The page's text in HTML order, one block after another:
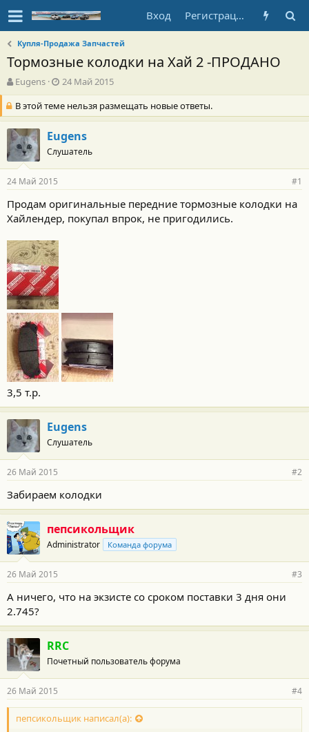
Вход Регистрация
Купля-Продажа Запчастей
Тормозные колодки на Хай 2 -ПРОДАНО
А
в
т
о
р
т
е
м
ы
Eugens
Д
а
т
а
а
ч
а
а
24 Май 2015
В этой теме нельзя размещать новые ответы.
Eugens
Слушатель
24 Май 2015 #1
Продам оригинальные передние тормозные колодки на
Хайлендер, покупал впрок, не пригодились.
3,5 т.р.
Eugens
Слушатель
26 Май 2015 #2
Забираем колодки
пепсикольщик
Administrator Команда форума
26 Май 2015 #3
А ничего, что на экзисте со сроком поставки 3 дня они
2.745?
RRC
Почетный пользователь форума
26 Май 2015 #4
пепсикольщик написал(а):